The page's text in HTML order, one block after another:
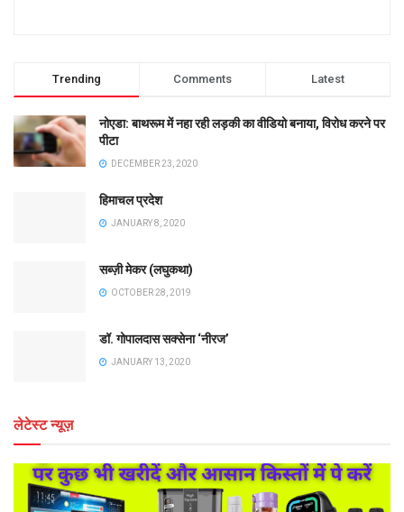
Trending Comments Latest
नोएडा: बाथरूम में नहा रही लड़की का वीडियो बनाया, विरोध करने पर
पीटा
DECEMBER 23, 2020
हिमाचल प्रदेश
JANUARY 8, 2020
सब्ज़ी मेकर (लघुकथा)
OCTOBER 28, 2019
डॉ. गोपालदास सक्सेना ‘नीरज’
JANUARY 13, 2020
लेटेस्ट न्यूज़